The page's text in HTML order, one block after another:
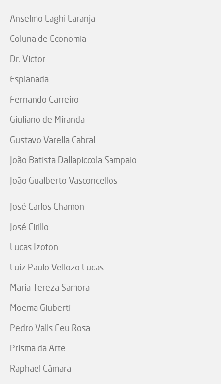
Anselmo Laghi Laranja
Coluna de Economia
Dr. Victor
Esplanada
Fernando Carreiro
Giuliano de Miranda
Gustavo Varella Cabral
João Batista Dallapiccola Sampaio
João Gualberto Vasconcellos
José Carlos Chamon
José Cirillo
Lucas Izoton
Luiz Paulo Vellozo Lucas
Maria Tereza Samora
Moema Giuberti
Pedro Valls Feu Rosa
Prisma da Arte
Raphael Câmara